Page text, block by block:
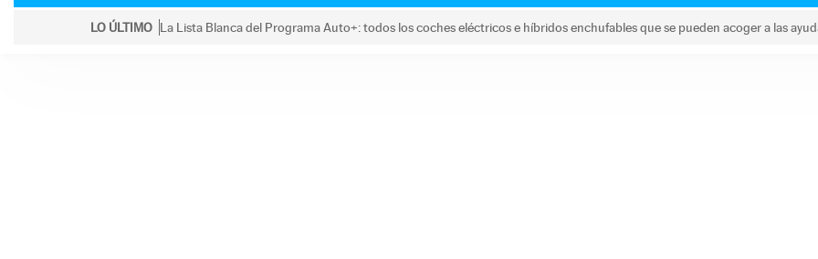
LO ÚLTIMO La Lista Blanca del Programa Auto+: todos los coches eléctricos e híbridos enchufables que se pueden acoger a las